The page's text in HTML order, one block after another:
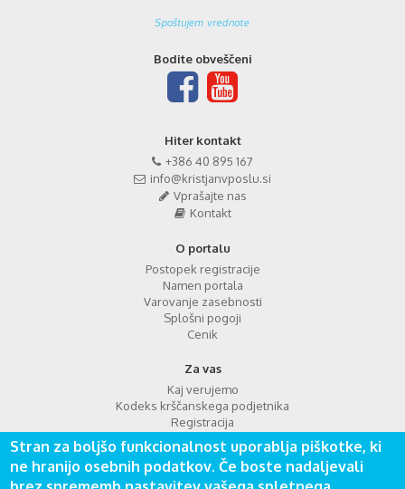
Bodite obveščeni
Hiter kontakt
+386 40 895 167
info@kristjanvposlu.si
Vprašajte nas
Kontakt
O portalu
Postopek registracije
Namen portala
Varovanje zasebnosti
Splošni pogoji
Cenik
Za vas
Kaj verujemo
Kodeks krščanskega podjetnika
Registracija
Prijava
FAQ
Iskanje
Stran za boljšo funkcionalnost uporablja piškotke, ki
ne hranijo osebnih podatkov. Če boste nadaljevali